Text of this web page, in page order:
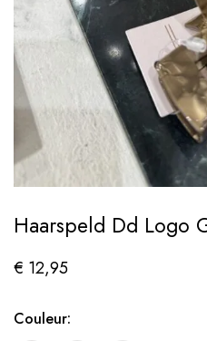
Haarspeld Dd Logo
€ 12,95
Couleur: